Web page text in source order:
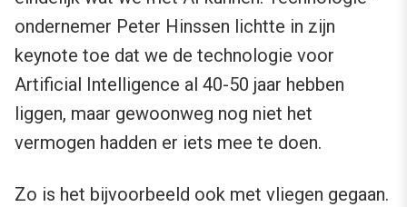
ondernemer Peter Hinssen lichtte in zijn
keynote toe dat we de technologie voor
Artificial Intelligence al 40-50 jaar hebben
liggen, maar gewoonweg nog niet het
vermogen hadden er iets mee te doen.
Zo is het bijvoorbeeld ook met vliegen gegaan.